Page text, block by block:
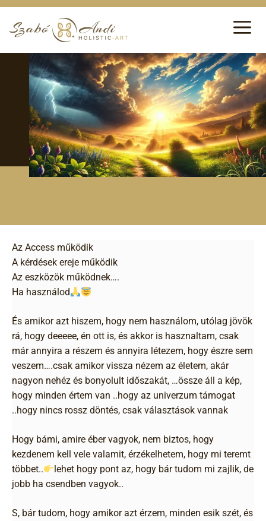
Az Access működik
A kérdések ereje működik
Az eszközök működnek….
Ha használod
És amikor azt hiszem, hogy nem használom, utólag jövök
rá, hogy deeeee, én ott is, és akkor is hasznaltam, csak
már annyira a részem és annyira létezem, hogy észre sem
veszem….csak amikor vissza nézem az életem, akár
nagyon nehéz és bonyolult időszakát, …össze áll a kép,
hogy minden értem van ..hogy az univerzum támogat
..hogy nincs rossz döntés, csak választások vannak
Hogy bámi, amire éber vagyok, nem biztos, hogy
kezdenem kell vele valamit, érzékelhetem, hogy mi teremt
többet..
lehet hogy pont az, hogy bár tudom mi zajlik, de
jobb ha csendben vagyok..
S, bár tudom, hogy amikor azt érzem, minden esik szét, és